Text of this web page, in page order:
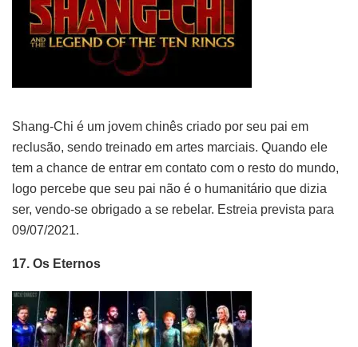
Shang-Chi é um jovem chinês criado por seu pai em
reclusão, sendo treinado em artes marciais. Quando ele
tem a chance de entrar em contato com o resto do mundo,
logo percebe que seu pai não é o humanitário que dizia
ser, vendo-se obrigado a se rebelar. Estreia prevista para
09/07/2021.
17. Os Eternos